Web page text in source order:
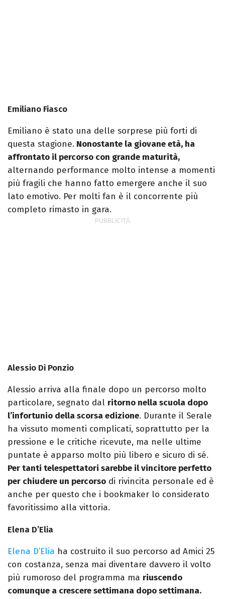
Emiliano Fiasco
Emiliano è stato una delle sorprese più forti di
questa stagione. Nonostante la giovane età, ha
affrontato il percorso con grande maturità,
alternando performance molto intense a momenti
più fragili che hanno fatto emergere anche il suo
lato emotivo. Per molti fan è il concorrente più
completo rimasto in gara.
Alessio Di Ponzio
Alessio arriva alla finale dopo un percorso molto
particolare, segnato dal ritorno nella scuola dopo
l’infortunio della scorsa edizione. Durante il Serale
ha vissuto momenti complicati, soprattutto per la
pressione e le critiche ricevute, ma nelle ultime
puntate è apparso molto più libero e sicuro di sé.
Per tanti telespettatori sarebbe il vincitore perfetto
per chiudere un percorso di rivincita personale ed è
anche per questo che i bookmaker lo considerato
favoritissimo alla vittoria.
Elena D’Elia
Elena D’Elia ha costruito il suo percorso ad Amici 25
con costanza, senza mai diventare davvero il volto
più rumoroso del programma ma riuscendo
comunque a crescere settimana dopo settimana.